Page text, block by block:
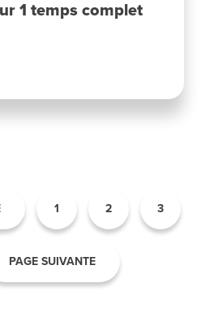
1 temps complet
1 2 3
PAGE SUIVANTE